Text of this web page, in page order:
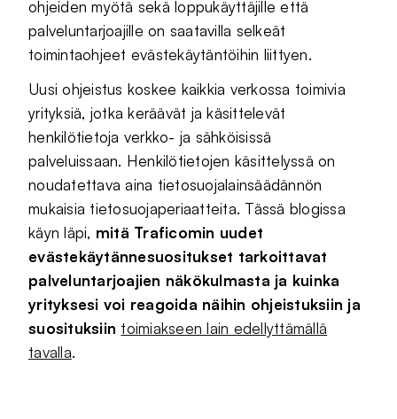
ohjeiden myötä sekä loppukäyttäjille että
palveluntarjoajille on saatavilla selkeät
toimintaohjeet evästekäytäntöihin liittyen.
Uusi ohjeistus koskee kaikkia verkossa toimivia
yrityksiä, jotka keräävät ja käsittelevät
henkilötietoja verkko- ja sähköisissä
palveluissaan. Henkilötietojen käsittelyssä on
noudatettava aina tietosuojalainsäädännön
mukaisia tietosuojaperiaatteita. Tässä blogissa
käyn läpi, mitä Traficomin uudet
evästekäytännesuositukset tarkoittavat
palveluntarjoajien näkökulmasta ja kuinka
yrityksesi voi reagoida näihin ohjeistuksiin ja
suosituksiin toimiakseen lain edellyttämällä
tavalla.